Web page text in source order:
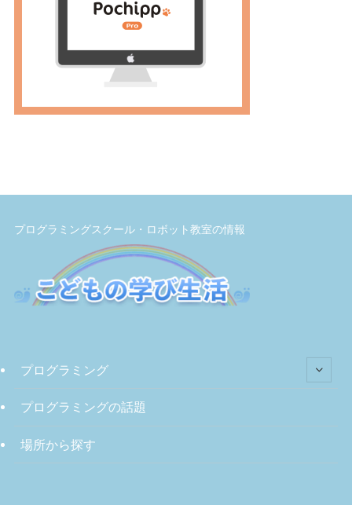
プログラミングスクール・ロボット教室の情報
プログラミング
プログラミングの話題
場所から探す